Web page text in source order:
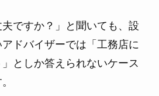
夫ですか？」と聞いても、設
ドバイザーでは「工務店に
としか答えられないケース